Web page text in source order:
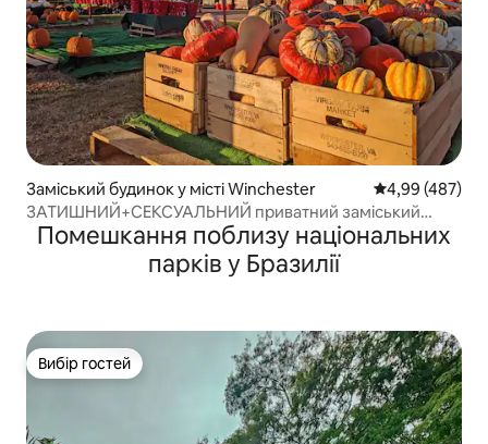
Заміський будинок у місті Winchester Середня
4,99 (487)
ЗАТИШНИЙ+СЕКСУАЛЬНИЙ приватний заміський
відпочинок! ГІДРОМАСАЖНА ВАННА та краєвиди~
Помешкання поблизу національних
парків у Бразилії
Вибір гостей
Вибір гостей